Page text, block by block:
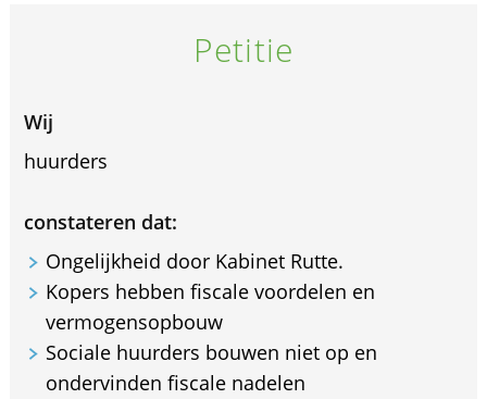
Petitie
Wij
huurders
constateren dat:
Ongelijkheid door Kabinet Rutte.
Kopers hebben fiscale voordelen en
vermogensopbouw
Sociale huurders bouwen niet op en
ondervinden fiscale nadelen